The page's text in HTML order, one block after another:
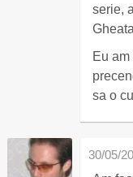
serie,
Eu
sa o
30/05/